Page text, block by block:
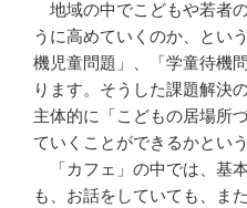
地域の中でこどもや若者
うに高めていくのか、とい
機児童問題」、「学童待機
ります。そうした課題解決
主体的に「こどもの居場所
ていくことができるかとい
「カフェ」の中では、基
も、お話をしていても、ま